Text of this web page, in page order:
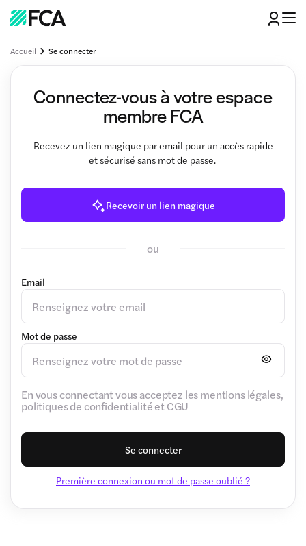
Accueil Se connecter
Connectez-vous à votre espace
membre FCA
Recevez un lien magique par email pour un accès rapide
et sécurisé sans mot de passe.
Recevoir un lien magique
ou
Email
Mot de passe
En vous connectant vous acceptez les mentions légales,
politiques de confidentialité et CGU
Se connecter
Première connexion ou mot de passe oublié ?